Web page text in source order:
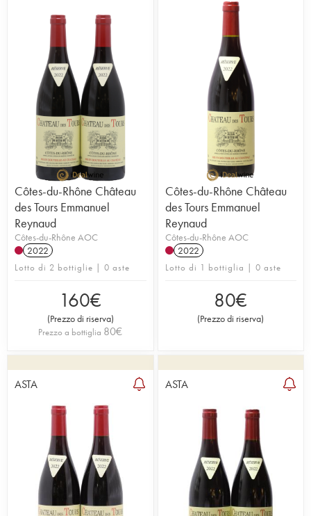
Côtes-du-Rhône Château
des Tours Emmanuel
Reynaud
Côtes-du-Rhône AOC
2022
Lotto di 2 bottiglie | 0 aste
160€
(Prezzo di riserva)
Prezzo a bottiglia 80€
Côtes-du-Rhône Château
des Tours Emmanuel
Reynaud
Côtes-du-Rhône AOC
2022
Lotto di 1 bottiglia | 0 aste
80€
(Prezzo di riserva)
ASTA ASTA